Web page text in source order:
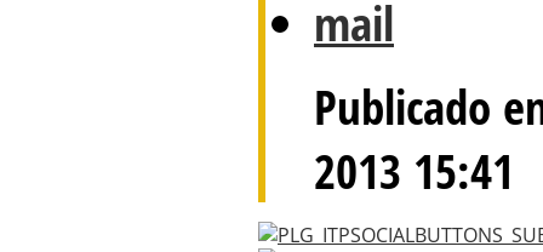
Publicado
2013 15:41